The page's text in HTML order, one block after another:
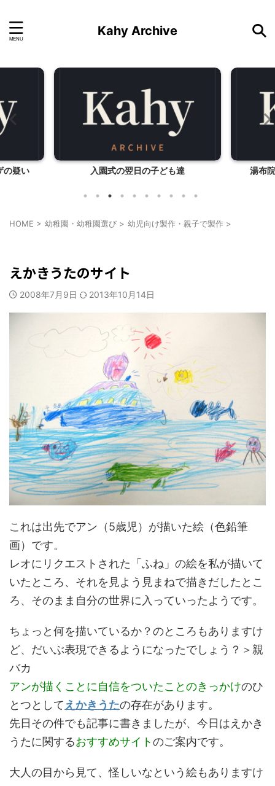
Kahy Archive
の疑い 入園式の翌日の子ども達 湯布
HOME > 幼稚園・幼稚園選び > 幼児向け製作・親子で製作 >
えかきうたのサイト
2008年7月9日 2013年10月14日
これは出先でアン（5歳児）が描いた絵（色鉛筆
画）です。
レオにリクエストされた「ふね」の絵を私が描いて
いたところ、それを見よう見まねで描きだしたとこ
ろ、そのまま自分の世界に入っていったようです。
ちょっと何を描いているか？のところもありますけ
ど、だいぶ表現できるようになったでしょう？＞親
バカ
アンが描くことに自信をついたことのきっかけのひ
とつとして えかきうたの存在があります。
先日その件でも記事に書きましたが、今日はえかき
うたに関するおすすめサイトのご案内です。
大人の目から見て、怪しいなという絵もありますけ